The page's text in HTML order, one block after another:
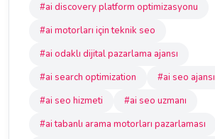
#ai discovery platform optimizasyonu
#ai motorları için teknik seo
#ai odaklı dijital pazarlama ajansı
#ai search optimization
#ai seo ajansı
#ai seo hizmeti
#ai seo uzmanı
#ai tabanlı arama motorları pazarlaması